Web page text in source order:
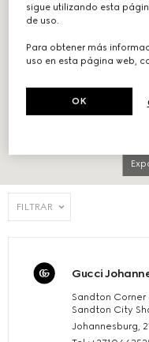
FILTRAR
Gucci
Sandton
Sandton City
Johannesburg,
sigue utilizando esta
de uso.
Para obtener más
uso en esta página web,
OK